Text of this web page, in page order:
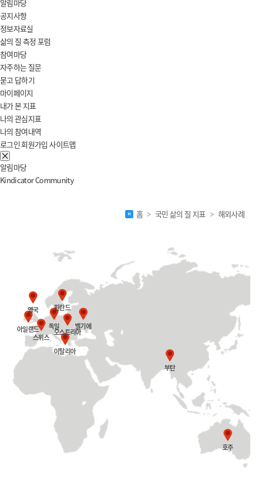
알림마당
공지사항
정보자료실
삶의 질 측정 포럼
참여마당
자주하는 질문
묻고 답하기
마이페이지
내가 본 지표
나의 관심지표
나의 참여내역
로그인회원가입사이트맵
전
체
메
알림마당
Kindicator Community
홈 > 국민 삶의 질 지표 > 해외사례
영국 핀란드
아일랜드 독일
오스트리아
벨기에
스위스
이탈리아
부탄
호주